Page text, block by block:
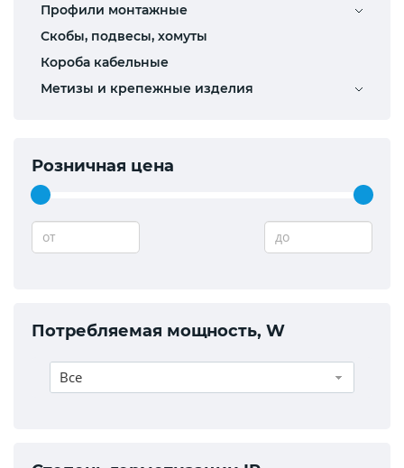
Профили монтажные
Скобы, подвесы, хомуты
Короба кабельные
Метизы и крепежные изделия
Розничная цена
от до
Потребляемая мощность, W
Все